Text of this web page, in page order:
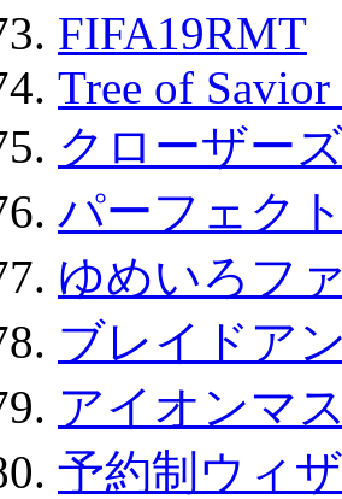
FIFA19RMT
Tree of
クローザー
パーフェク
ゆめいろフ
ブレイドア
アイオンマ
予約制ウィ